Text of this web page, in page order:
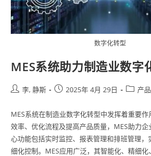
数字化转型
MES系统助力制造业数字
李, 静斯 2025年 4月 29日 产
MES系统在制造业数字化转型中发挥着重要
效率、优化流程及提高产品质量，MES助力
心功能包括实时监控、报表管理和排班管理，
细化控制。MES应用广泛，其智能化、精细